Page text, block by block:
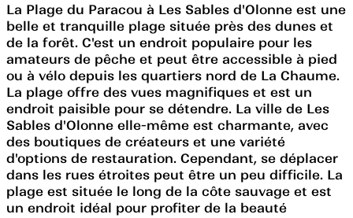
La Plage du Paracou à Les Sables d'Olonne est une
belle et tranquille plage située près des dunes et
de la forêt. C'est un endroit populaire pour les
amateurs de pêche et peut être accessible à pied
ou à vélo depuis les quartiers nord de La Chaume.
La plage offre des vues magnifiques et est un
endroit paisible pour se détendre. La ville de Les
Sables d'Olonne elle-même est charmante, avec
des boutiques de créateurs et une variété
d'options de restauration. Cependant, se déplacer
dans les rues étroites peut être un peu difficile. La
plage est située le long de la côte sauvage et est
un endroit idéal pour profiter de la beauté